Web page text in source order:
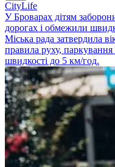
CityLife
У Броварах дітям
дорогах і обмежили
Міська рада затвердила
правила руху, паркування
швидкості до 5 км/год.